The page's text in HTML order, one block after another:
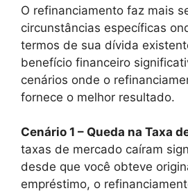
O refinanciamento faz mais
circunstâncias específicas
termos de sua dívida
benefício financeiro
cenários onde o
fornece o melhor resultado.
Cenário 1 – Queda na Taxa
taxas de mercado caíram
desde que você obteve
empréstimo, o